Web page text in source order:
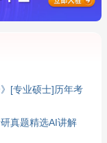
[专业硕士]历年考
真题精选AI讲解